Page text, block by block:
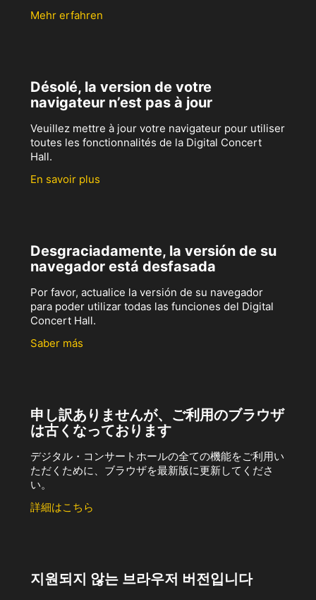
Mehr erfahren
Désolé, la version de votre
navigateur n’est pas à jour
Veuillez mettre à jour votre navigateur pour utiliser
toutes les fonctionnalités de la Digital Concert
Hall.
En savoir plus
Desgraciadamente, la versión de su
navegador está desfasada
Por favor, actualice la versión de su navegador
para poder utilizar todas las funciones del Digital
Concert Hall.
Saber más
申し訳ありませんが、ご利用のブラウザ
は古くなっております
デジタル・コンサートホールの全ての機能をご利用い
ただくために、ブラウザを最新版に更新してくださ
い。
詳細はこちら
지원되지 않는 브라우저 버전입니다